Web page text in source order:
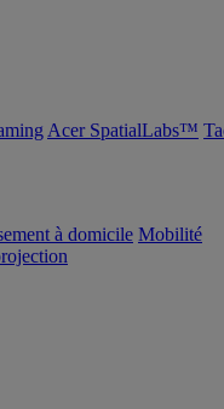
Acer SpatialLabs™
à domicile Mobilité